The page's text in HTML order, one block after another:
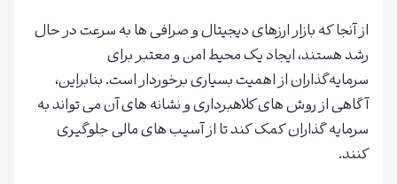
از آنجا که بازار ارزهای دیجیتال و صرافی ها به سرعت در حال
رشد هستند، ایجاد یک محیط امن و معتبر برای
سرمایه‌گذاران از اهمیت بسیاری برخوردار است. بنابراین،
آگاهی از روش های کلاهبرداری و نشانه های آن می تواند به
سرمایه گذاران کمک کند تا از آسیب های مالی جلوگیری
کنند.